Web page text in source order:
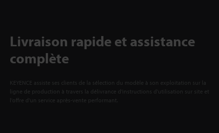
Livraison rapide et assistance
complète
KEYENCE assiste ses clients de la sélection du modèle à son exploitation sur la
ligne de production à travers la délivrance d'instructions d'utilisation sur site et
l'offre d'un service après-vente performant.